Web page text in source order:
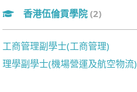
香港伍倫貢學院 (2)
工商管理副學士(工商管理)
理學副學士(機場營運及航空物流)